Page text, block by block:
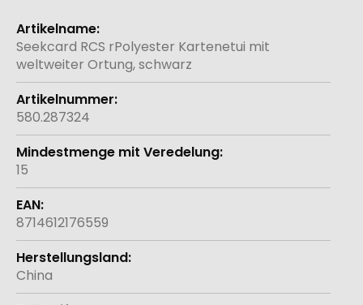
Weitere
Informationen
Seekcard RCS rPolyester Kartenetui mit
weltweiter Ortung, schwarz
580.287324
15
8714612176559
China